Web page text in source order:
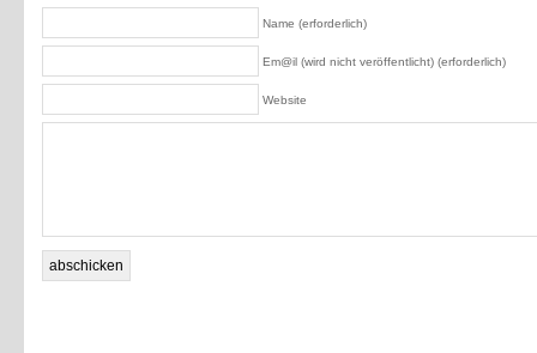
Name (erforderlich)
Em@il (wird nicht veröffentlicht) (erforderlich)
Website